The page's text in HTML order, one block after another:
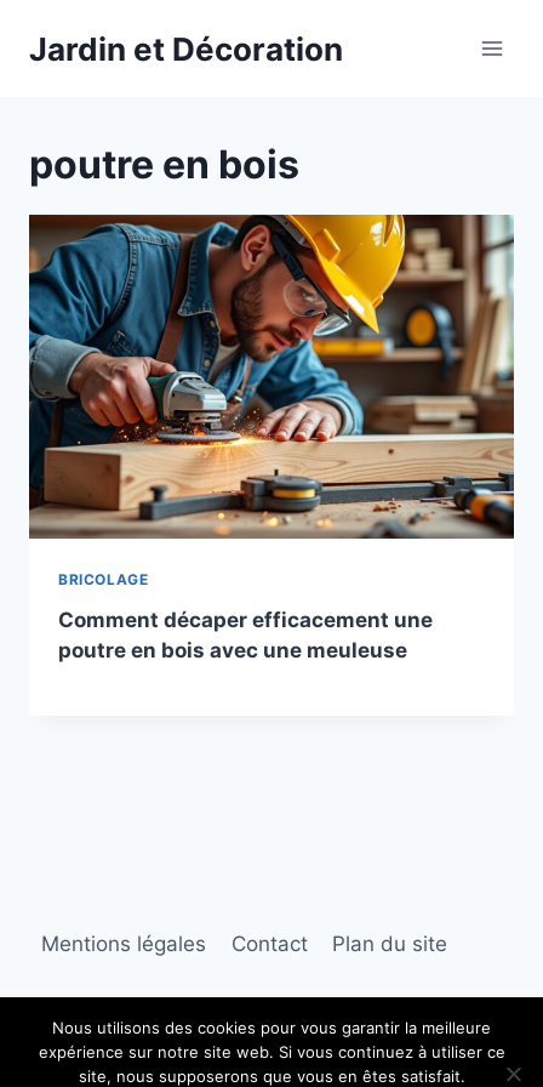
Jardin et Décoration
poutre en bois
BRICOLAGE
Comment décaper efficacement une
poutre en bois avec une meuleuse
Mentions légales Contact Plan du site
© 2026 Jardin et Décoration
Nous utilisons des cookies pour vous garantir la meilleure
expérience sur notre site web. Si vous continuez à utiliser ce
site, nous supposerons que vous en êtes satisfait.